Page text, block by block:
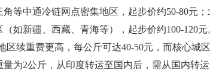
等中通冷链网点密集地区，起步价约50-80元
如新疆、西藏、青海等），起步价约100-120
区续重费更高，每公斤可达40-50元，而核心城区
为2公斤，从印度转运至国内后，需从国内转